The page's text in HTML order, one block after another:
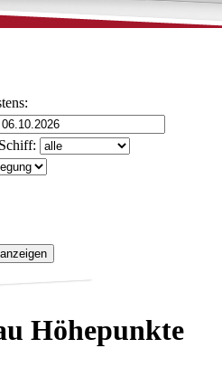
Schiff:
Höhepunkte